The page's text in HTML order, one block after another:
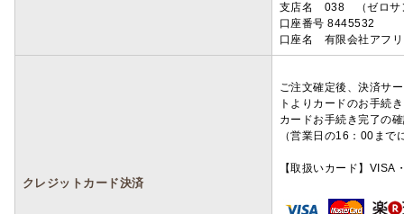
支店名 038 （ゼロサ
口座番号 8445532
口座名 有限会社アフ
クレジットカード決済
ご注文確定後、決済サ
トよりカードのお手続
カードお手続き完了の
（営業日の16：00ま
【取扱いカード】